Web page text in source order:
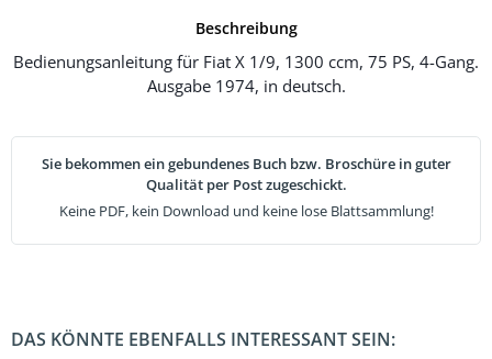
Beschreibung
Bedienungsanleitung für Fiat X 1/9, 1300 ccm, 75 PS, 4-Gang.
Ausgabe 1974, in deutsch.
Sie bekommen ein gebundenes Buch bzw. Broschüre in guter
Qualität per Post zugeschickt.
Keine PDF, kein Download und keine lose Blattsammlung!
DAS KÖNNTE EBENFALLS INTERESSANT SEIN: